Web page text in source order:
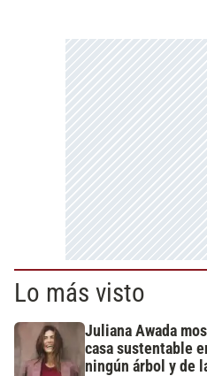
Lo más visto
Juliana Awada
casa sustentable
ningún árbol y de